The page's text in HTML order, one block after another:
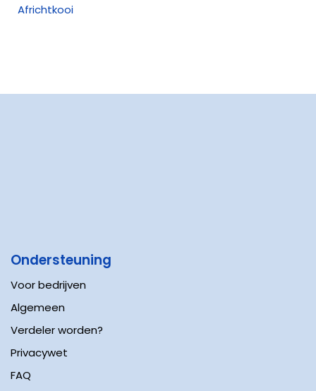
Africhtkooi
Ondersteuning
Voor bedrijven
Algemeen
Verdeler worden?
Privacywet
FAQ